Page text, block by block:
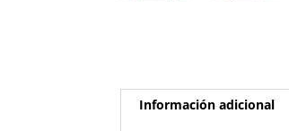
Información adicional